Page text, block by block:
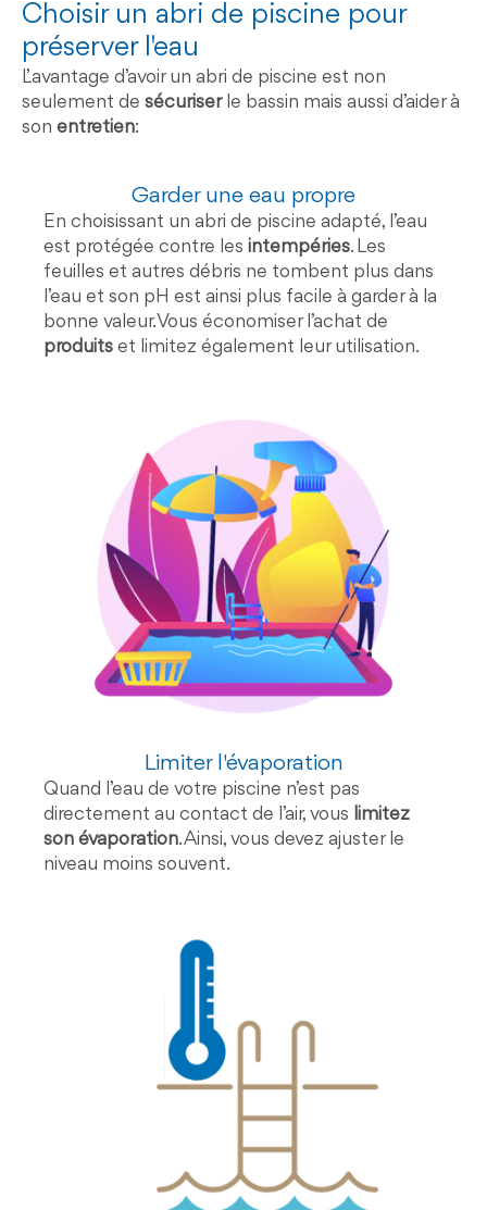
Choisir un abri de piscine pour
préserver l'eau
L’ avantage d’avoir un abri de piscine est non
seulement de sécuriserle bassin mais aussi d’aider à
son entretien:
Garder une eau propre
En choisissant un abri de piscine adapté, l’eau
est protégée contre les intempéries. Les
feuilles et autres débris ne tombent plus dans
l’eau et son pH est ainsi plus facile à garder à la
bonne valeur. Vous économiser l’achat de
produits et limitez également leur utilisation.
Limiter l'évaporation
Quand l’eau de votre piscine n’est pas
directement au contact de l’air, vous limitez
son évaporation. Ainsi, vous devez ajuster le
niveau moins souvent.